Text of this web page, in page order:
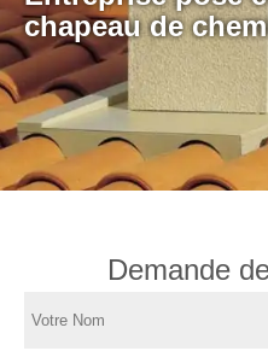
chapeau de
Demande